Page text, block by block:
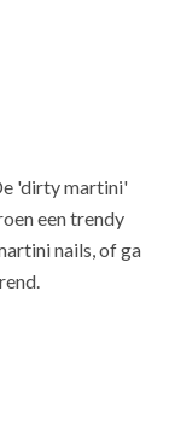
'dirty martini'
een trendy
nails, of ga